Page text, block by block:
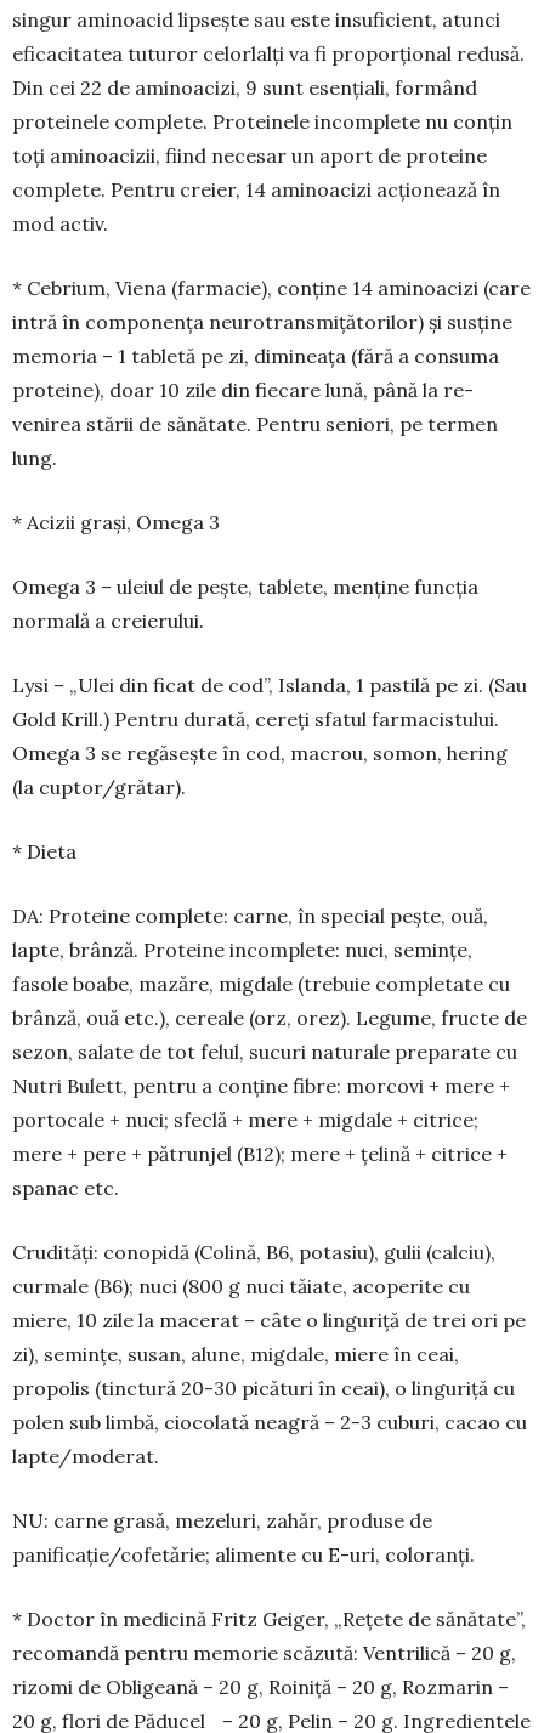
singur ami­­noacid lipsește sau este insu­fi­cient, atunci
eficacitatea tutu­ror celorlalți va fi pro­por­țional redusă.
Din cei 22 de ami­noacizi, 9 sunt esen­țiali, for­mând
proteinele complete. Protei­nele incomplete nu conțin
toți ami­noacizii, fiind necesa­r un aport de proteine
complete. Pentru creier, 14 aminoacizi acționează în
mod activ.
* Cebrium, Viena (farmacie), conține 14 ami­noacizi (care
intră în componența neurotrans­mițătorilor) și susține
me­mo­ria – 1 ta­bletă pe zi, dimi­neața (fără a consuma
proteine), doar 10 zile din fiecare lună, până la re­
venirea stării de sănătate. Pentru seniori, pe termen
lung.
* Acizii grași, Omega 3
Omega 3 – uleiul de pește, tablete, menține funcția
normală a creierului.
Lysi – „Ulei din ficat de cod”, Islanda, 1 pastilă pe zi. (Sau
Gold Krill.) Pentru durată, cereți sfatul farmacistului.
Omega 3 se regăsește în cod, ma­crou, somon, hering
(la cuptor/grătar).
* Dieta
DA: Proteine complete: carne, în special pește, ouă,
lapte, brânză. Proteine incomplete: nuci, se­mințe,
fasole boabe, mazăre, migdale (trebuie com­pletate cu
brânză, ouă etc.), cereale (orz, orez). Le­gume, fructe de
sezon, salate de tot felul, sucuri na­turale preparate cu
Nutri Bulett, pentru a conține fibre: morcovi + mere +
portocale + nuci; sfeclă + mere + migdale + citrice;
mere + pere + pătrunjel (B12); mere + țelină + citrice +
spanac etc.
Crudități: conopidă (Colină, B6, potasiu), gulii (calciu),
curmale (B6); nuci (800 g nuci tăiate, aco­perite cu
miere, 10 zile la macerat – câte o linguriță de trei ori pe
zi), semințe, susan, alune, migdale, mie­re în ceai,
propolis (tinctură 20-30 picături în ceai), o linguriță cu
polen sub limbă, ciocolată nea­gră – 2-3 cuburi, cacao cu
lapte/mo­derat.
NU: carne grasă, mezeluri, zahăr, produse de
panificație/cofetărie; alimente cu E-uri, coloranți.
* Doctor în medicină Fritz Geiger, „Rețete de să­nătate”,
recomandă pentru memorie scăzută: Ven­trilică – 20 g,
rizomi de Obligeană – 20 g, Roiniță – 20 g, Rozmarin –
20 g, flori de Păducel – 20 g, Pelin – 20 g. Ingredientele